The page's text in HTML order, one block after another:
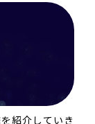
紹介していき